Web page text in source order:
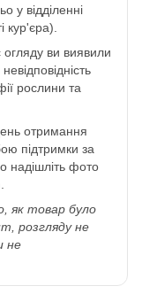
у відділенні
кур'єра).
ви виявили
рослини та
отримання
підтримки за
надішліть фото
як товар було
розгляду не
не